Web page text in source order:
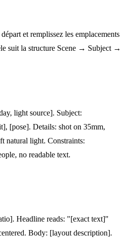
et remplissez les emplacements
suit la structure Scene → Subject →
light source]. Subject:
[pose]. Details: shot on 35mm,
natural light. Constraints:
no readable text.
Headline reads: "[exact text]"
Body: [layout description].